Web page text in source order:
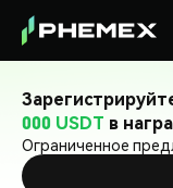
000 USDT в
Ограниченное